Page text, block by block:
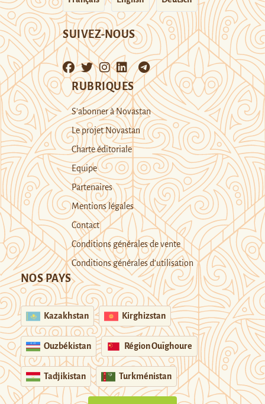
SUIVEZ-NOUS
RUBRIQUES
S’abonner à Novastan
Le projet Novastan
Charte éditoriale
Equipe
Partenaires
Mentions légales
Contact
Conditions générales de vente
Conditions générales d’utilisation
NOS PAYS
Kazakhstan Kirghizstan
Ouzbékistan Région Ouïghoure
Tadjikistan Turkménistan